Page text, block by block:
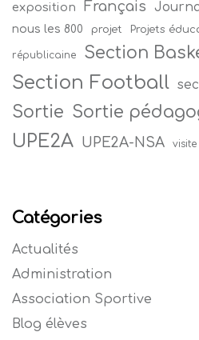
exposition Français
nous les 800 projet Projets
républicaine Section
Section Football
Sortie Sortie
UPE2A UPE2A-NSA visite
Catégories
Actualités
Administration
Association Sportive
Blog élèves